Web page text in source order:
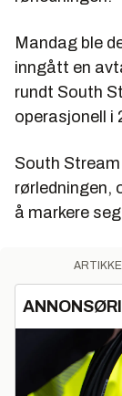
Mandag ble
inngått en
rundt South
operasjonell i
South
rørledningen,
å markere